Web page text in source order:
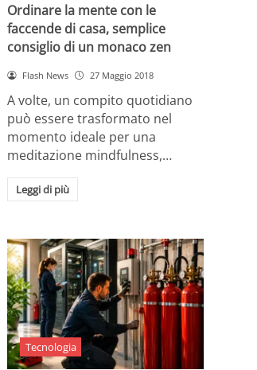
Ordinare la mente con le
faccende di casa, semplice
consiglio di un monaco zen
Flash News 27 Maggio 2018
A volte, un compito quotidiano
può essere trasformato nel
momento ideale per una
meditazione mindfulness,…
Leggi di più
Tecnologia